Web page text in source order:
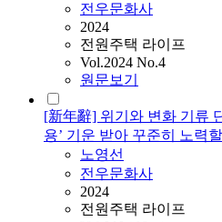
전우문화사
2024
전원주택 라이프
Vol.2024 No.4
원문보기
[新年辭] 위기와 변화 기류
용’ 기운 받아 꾸준히 노력
노영선
전우문화사
2024
전원주택 라이프